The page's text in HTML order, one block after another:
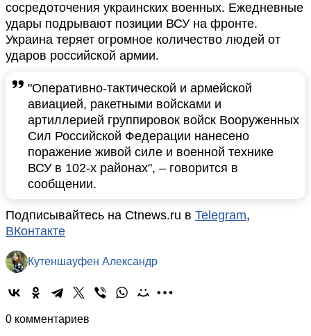
сосредоточения украинских военных. Ежедневные
удары подрывают позиции ВСУ на фронте.
Украина теряет огромное количество людей от
ударов российской армии.
"Оперативно-тактической и армейской
авиацией, ракетными войсками и
артиллерией группировок войск Вооруженных
Сил Российской Федерации нанесено
поражение живой силе и военной технике
ВСУ в 102-х районах", – говорится в
сообщении.
Подписывайтесь на Ctnews.ru в Telegram,
ВКонтакте
Кутеншауфен Александр
0 комментариев